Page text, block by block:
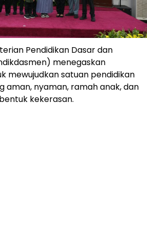
Pendidikan Dasar dan
menegaskan
mewujudkan satuan pendidikan
aman, nyaman, ramah anak, dan
kekerasan.